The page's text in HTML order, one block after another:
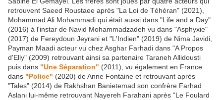
retrouvent Saeed Roustaee après "La Loi de Téhéran" (2021),
Mohammad Ali Mohammadi qui était aussi dans "Life and a Day"
(2016) à l'instar de Navid Mohammadzadeh vu dans "Asphyxie"
(2017) de Fereydoun Jeyrani et "L'Indien" (2019) de Nima Javidi,
Payman Maadi acteur vu chez Asghar Farhadi dans "A Propos
d'Elly" (2009) retrouvant ainsi sa partenaire Taraneh Allidousti
puis dans "Une Séparation" (2011), vu également en France
dans "Police" (2020) de Anne Fontaine et retrouvant après
"Tales" (2014) de Rakhshan Banietemad son confrère Farhad
Aslani lui-même retrouvant Nayereh Farahani après "Le Foulard